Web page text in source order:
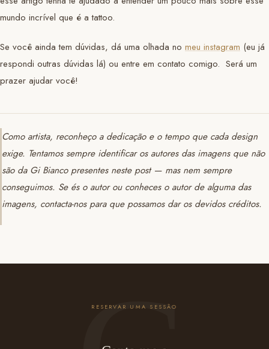
mundo incrível que é a tattoo.
Se você ainda tem dúvidas, dá uma olhada no meu instagram (eu já
respondi outras dúvidas lá) ou entre em contato comigo. Será um
prazer ajudar você!
Como artista, reconheço a dedicação e o tempo que cada design
exige. Tentamos sempre identificar os autores das imagens que não
são da Gi Bianco presentes neste post — mas nem sempre
conseguimos. Se és o autor ou conheces o autor de alguma das
imagens, contacta-nos para que possamos dar os devidos créditos.
RESERVAR UMA SESSÃO